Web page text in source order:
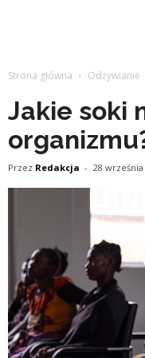
Strona główna Odżywianie
Jakie soki
Przez Redakcja - 28 września